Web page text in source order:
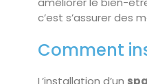
c’est s’assurer des
Comment
L’installation d’un